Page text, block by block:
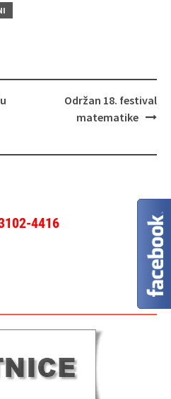
Održan 18. festival
matematike
4416